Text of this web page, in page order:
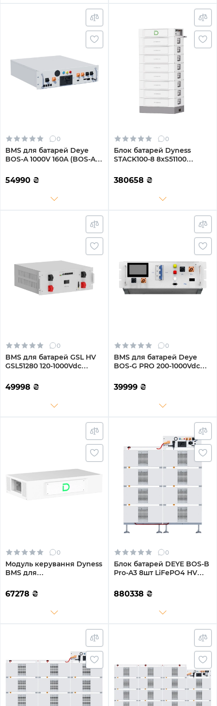
0
BMS для батарей Deye
BOS-A 1000V 160A (BOS-A-
54990 ₴
0
Блок батарей Dyness
STACK100-8 8xS51100
LiFePO4 SBDU100
(STACK100-8-40.96kW)
380658 ₴
0
BMS для батарей GSL HV
GSL51280 120-1000Vdc
49998 ₴
0
BMS для батарей Deye
BOS-G PRO 200-1000Vdc
39999 ₴
0
Модуль керування Dyness
BMS для
(SBDU200)
67278 ₴
0
Блок батарей DEYE BOS-B
Pro-A3 8шт LiFePO4 HV
(BOS-B-PRO-128kWh)
880338 ₴